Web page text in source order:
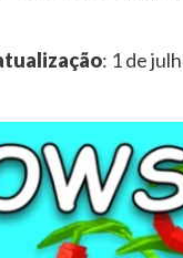
: 1 de